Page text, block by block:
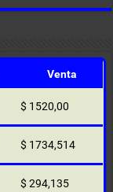
Venta
$ 1520,00
$ 1734,514
$ 294,135